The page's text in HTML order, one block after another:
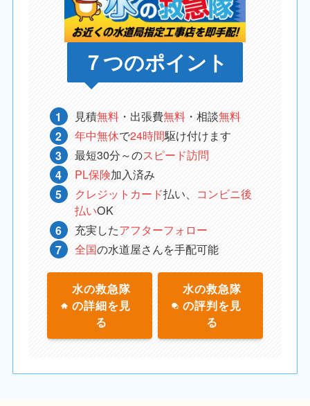
７つのポイント
見積無料 ・出張費無料 ・相談無料
年中無休で24時間駆け付けます
最短30分～のスピード訪問
PL保険加入済み
クレジットカード払い、 コンビニ後
払いOK
充実したアフターフォロー
全国の水道屋さんを手配可能
水の救急隊
の詳細を見
る
水の救急隊
の評判を見
る